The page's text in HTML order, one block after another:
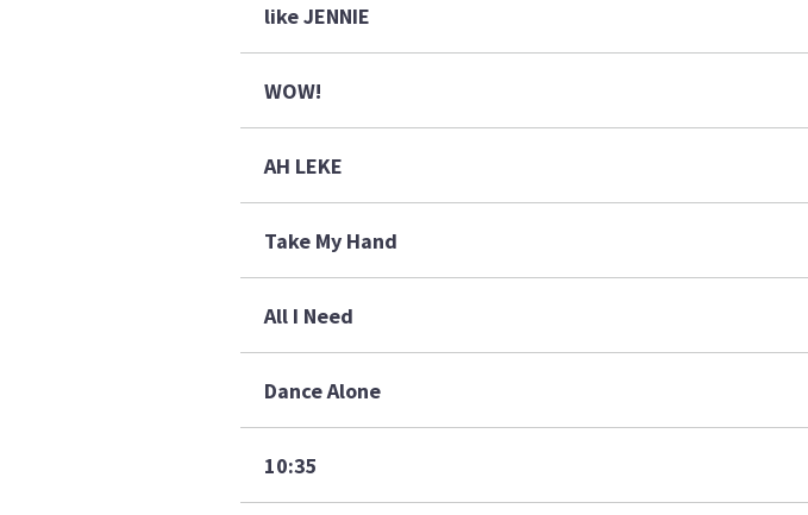
like JENNIE
WOW!
AH LEKE
Take My Hand
All I Need
Dance Alone
10:35